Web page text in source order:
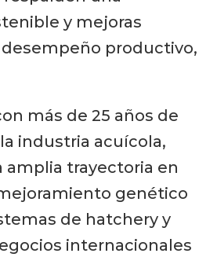
y mejoras
productivo,
más de 25 años de
industria acuícola,
amplia trayectoria en
genético
de hatchery y
internacionales